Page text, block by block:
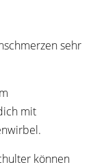
sehr
mit
können